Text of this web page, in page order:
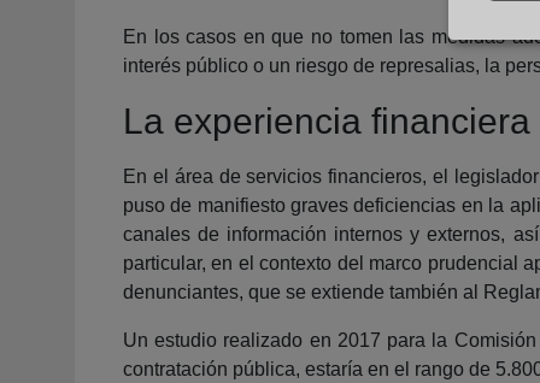
En los casos en que no tomen las medidas
interés público o un riesgo de represalias, la
La experiencia financiera
En el área de servicios financieros, el
puso de manifiesto graves deficiencias en la
canales de información internos y externos,
particular, en el contexto del marco prudencial
denunciantes, que se extiende también al
Un estudio realizado en 2017 para la
contratación pública, estaría en el rango de